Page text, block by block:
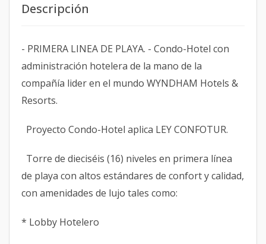
Descripción
- PRIMERA LINEA DE PLAYA. - Condo-Hotel con
administración hotelera de la mano de la
compañía lider en el mundo WYNDHAM Hotels &
Resorts.
Proyecto Condo-Hotel aplica LEY CONFOTUR.
Torre de dieciséis (16) niveles en primera línea
de playa con altos estándares de confort y calidad,
con amenidades de lujo tales como:
* Lobby Hotelero